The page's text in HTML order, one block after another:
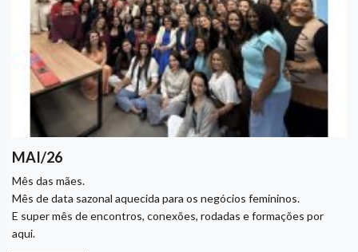
MAI/26
Mês das mães.
Mês de data sazonal aquecida para os negócios femininos.
E super mês de encontros, conexões, rodadas e formações por
aqui.